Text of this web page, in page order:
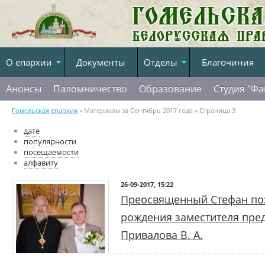
О епархии Документы Отделы Благочиния
Анонсы Паломничество Образование Студия
Гомельская епархия » Материалы за Сентябрь 2017 года » Страница 3
дате
популярности
посещаемости
алфавиту
26-09-2017, 15:22
Преосвященный Стефан
рождения заместителя
Привалова В. А.